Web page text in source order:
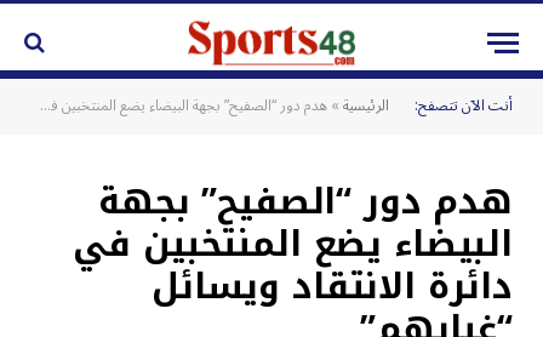
أنت الآن تتصفح: الرئيسية»هدم دور “الصفيح” بجهة البيضاء يضع المنتخبين في دائرة الانتقاد ويسائل “غيابهم”
هدم دور “الصفيح” بجهة
البيضاء يضع المنتخبين في
دائرة الانتقاد ويسائل